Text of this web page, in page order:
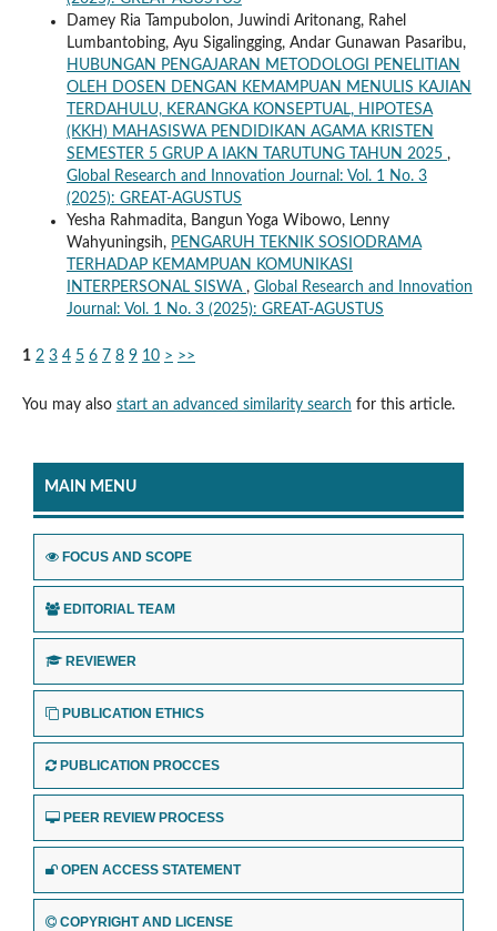
Damey Ria Tampubolon, Juwindi Aritonang, Rahel
Lumbantobing, Ayu Sigalingging, Andar Gunawan Pasaribu,
HUBUNGAN PENGAJARAN METODOLOGI PENELITIAN
OLEH DOSEN DENGAN KEMAMPUAN MENULIS KAJIAN
TERDAHULU, KERANGKA KONSEPTUAL, HIPOTESA
(KKH) MAHASISWA PENDIDIKAN AGAMA KRISTEN
SEMESTER 5 GRUP A IAKN TARUTUNG TAHUN 2025 ,
Global Research and Innovation Journal: Vol. 1 No. 3
(2025): GREAT-AGUSTUS
Yesha Rahmadita, Bangun Yoga Wibowo, Lenny
Wahyuningsih, PENGARUH TEKNIK SOSIODRAMA
TERHADAP KEMAMPUAN KOMUNIKASI
INTERPERSONAL SISWA , Global Research and Innovation
Journal: Vol. 1 No. 3 (2025): GREAT-AGUSTUS
1 2 3 4 5 6 7 8 9 10 > >>
You may also start an advanced similarity search for this article.
MAIN MENU
FOCUS AND SCOPE
EDITORIAL TEAM
REVIEWER
PUBLICATION ETHICS
PUBLICATION PROCCES
PEER REVIEW PROCESS
OPEN ACCESS STATEMENT
COPYRIGHT AND LICENSE